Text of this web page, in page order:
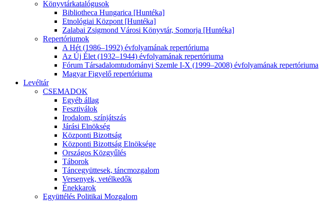
Könyvtárkatalógusok
Bibliotheca Hungarica [Huntéka]
Etnológiai Központ [Huntéka]
Zalabai Zsigmond Városi Könyvtár, Somorja [Huntéka]
Repertóriumok
A Hét (1986–1992) évfolyamának repertóriuma
Az Új Élet (1932–1944) évfolyamának repertóriuma
Fórum Társadalomtudományi Szemle I-X (1999–2008) évfolyamának repertóriuma
Magyar Figyelő repertóriuma
Levéltár
CSEMADOK
Egyéb állag
Fesztiválok
Irodalom, színjátszás
Járási Elnökség
Központi Bizottság
Központi Bizottság Elnöksége
Országos Közgyűlés
Táborok
Táncegyüttesek, táncmozgalom
Versenyek, vetélkedők
Énekkarok
Együttélés Politikai Mozgalom